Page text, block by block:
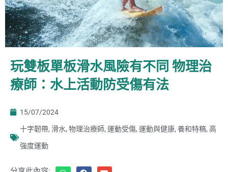
玩雙板單板滑水風險有不同 物理治
療師：水上活動防受傷有法
15/07/2024
十字韌帶, 滑水, 物理治療師, 運動受傷, 運動與健康, 養和特稿, 高
強度運動